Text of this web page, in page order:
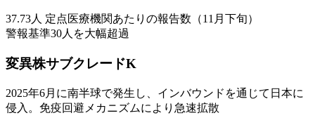
37.73人 定点医療機関あたりの報告数（11月下旬）
警報基準30人を大幅超過
変異株サブクレードK
2025年6月に南半球で発生し、インバウンドを通じて日本に
侵入。免疫回避メカニズムにより急速拡散